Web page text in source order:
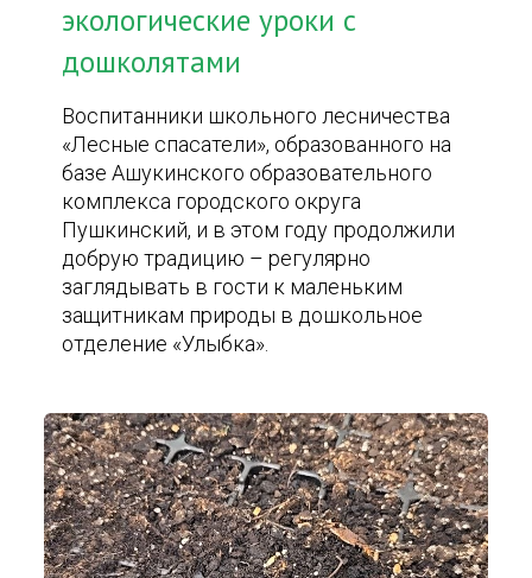
экологические уроки с
дошколятами
Воспитанники школьного лесничества
«Лесные спасатели», образованного на
базе Ашукинского образовательного
комплекса городского округа
Пушкинский, и в этом году продолжили
добрую традицию – регулярно
заглядывать в гости к маленьким
защитникам природы в дошкольное
отделение «Улыбка».